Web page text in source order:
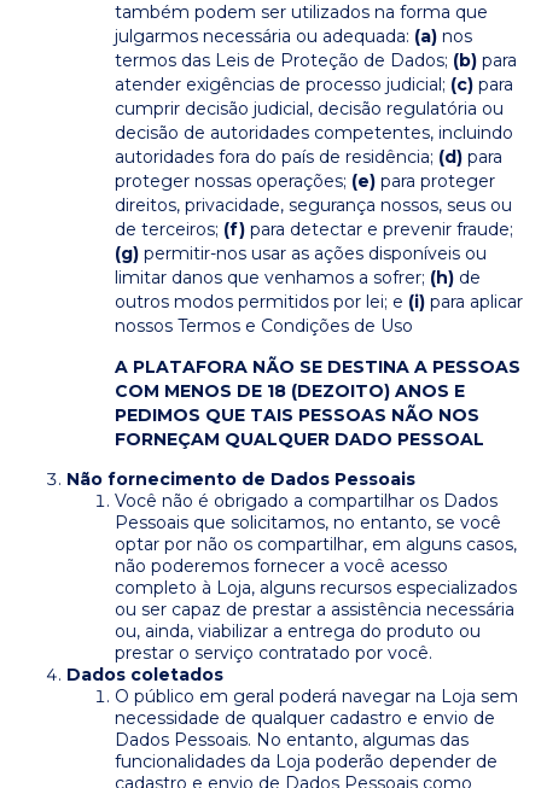
também podem ser utilizados na forma que
julgarmos necessária ou adequada: (a) nos
termos das Leis de Proteção de Dados; (b) para
atender exigências de processo judicial; (c) para
cumprir decisão judicial, decisão regulatória ou
decisão de autoridades competentes, incluindo
autoridades fora do país de residência; (d) para
proteger nossas operações; (e) para proteger
direitos, privacidade, segurança nossos, seus ou
de terceiros; (f) para detectar e prevenir fraude;
(g) permitir-nos usar as ações disponíveis ou
limitar danos que venhamos a sofrer; (h) de
outros modos permitidos por lei; e (i) para aplicar
nossos Termos e Condições de Uso
A PLATAFORA NÃO SE DESTINA A PESSOAS
COM MENOS DE 18 (DEZOITO) ANOS E
PEDIMOS QUE TAIS PESSOAS NÃO NOS
FORNEÇAM QUALQUER DADO PESSOAL
Não fornecimento de Dados Pessoais
Você não é obrigado a compartilhar os Dados
Pessoais que solicitamos, no entanto, se você
optar por não os compartilhar, em alguns casos,
não poderemos fornecer a você acesso
completo à Loja, alguns recursos especializados
ou ser capaz de prestar a assistência necessária
ou, ainda, viabilizar a entrega do produto ou
prestar o serviço contratado por você.
Dados coletados
O público em geral poderá navegar na Loja sem
necessidade de qualquer cadastro e envio de
Dados Pessoais. No entanto, algumas das
funcionalidades da Loja poderão depender de
cadastro e envio de Dados Pessoais como